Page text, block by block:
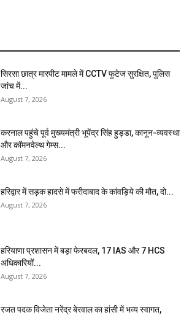
सिरसा छात्र मारपीट मामले में CCTV फुटेज सुरक्षित, पुलिस
जांच में...
August 7, 2026
करनाल पहुंचे पूर्व मुख्यमंत्री भूपेंद्र सिंह हुड्डा, कानून-व्यवस्था
और कॉमनवेल्थ गेम्स...
August 7, 2026
हरिद्वार में सड़क हादसे में फरीदाबाद के कांवड़िये की मौत, दो...
August 7, 2026
हरियाणा प्रशासन में बड़ा फेरबदल, 17 IAS और 7 HCS
अधिकारियों...
August 7, 2026
रजत पदक विजेता नरेंद्र बेरवाल का हांसी में भव्य स्वागत,